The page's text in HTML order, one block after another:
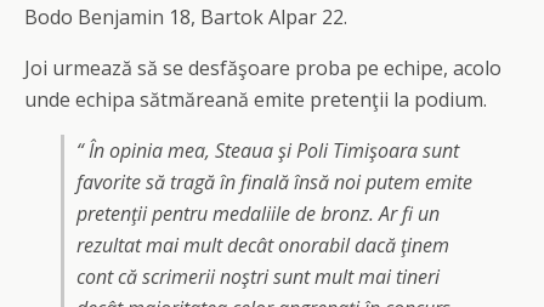
Bodo Benjamin 18, Bartok Alpar 22.
Joi urmează să se desfăşoare proba pe echipe, acolo
unde echipa sătmăreană emite pretenţii la podium.
“ În opinia mea, Steaua şi Poli Timişoara sunt
favorite să tragă în finală însă noi putem emite
pretenţii pentru medaliile de bronz. Ar fi un
rezultat mai mult decât onorabil dacă ţinem
cont că scrimerii noştri sunt mult mai tineri